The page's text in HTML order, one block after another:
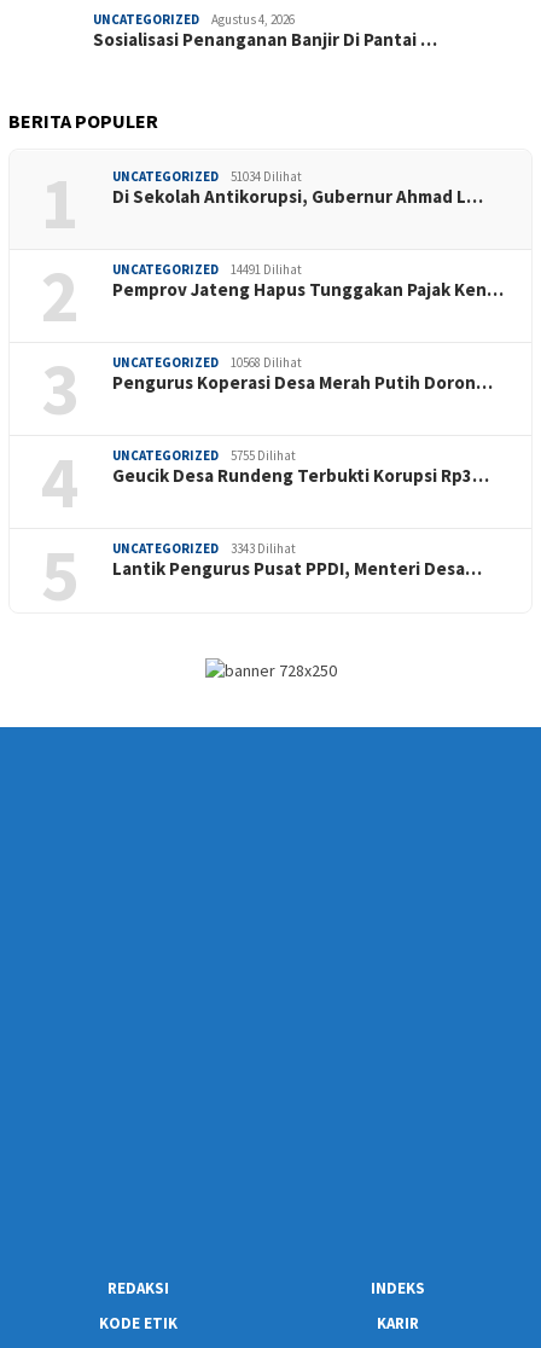
UNCATEGORIZED Agustus 4, 2026
Sosialisasi Penanganan Banjir Di Pantai …
BERITA POPULER
1 UNCATEGORIZED 51034 Dilihat
Di Sekolah Antikorupsi, Gubernur Ahmad L…
2 UNCATEGORIZED 14491 Dilihat
Pemprov Jateng Hapus Tunggakan Pajak Ken…
3 UNCATEGORIZED 10568 Dilihat
Pengurus Koperasi Desa Merah Putih Doron…
4 UNCATEGORIZED 5755 Dilihat
Geucik Desa Rundeng Terbukti Korupsi Rp3…
5 UNCATEGORIZED 3343 Dilihat
Lantik Pengurus Pusat PPDI, Menteri Desa…
REDAKSI
INDEKS
KODE ETIK
KARIR